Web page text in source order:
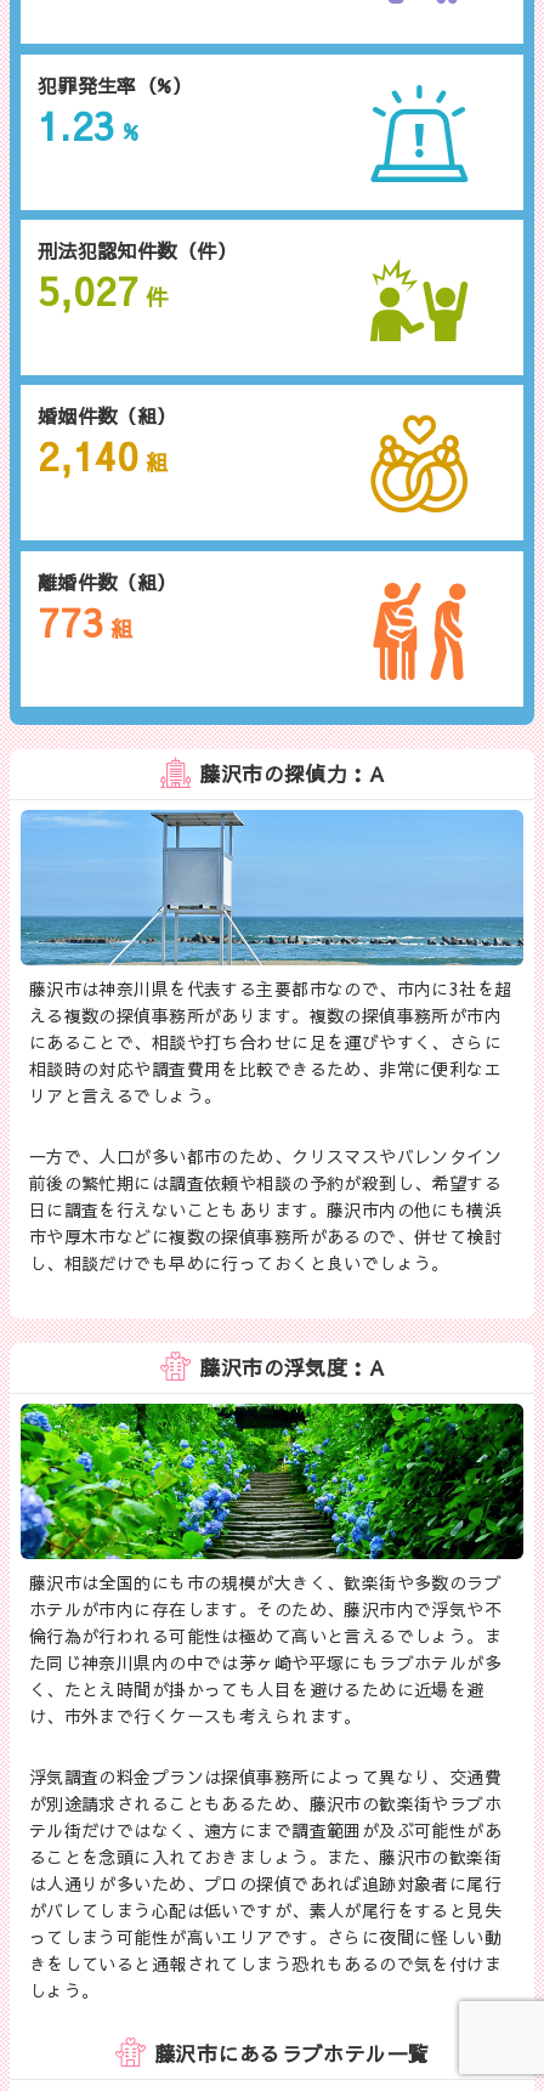
刑法犯認知件数（件）
5,027 件
離婚件数（組）
773 組
犯罪発生率（%）
1.23 %
婚姻件数（組）
2,140 組
藤沢市の探偵力：A
藤沢市は神奈川県を代表する主要都市なので、市内に3社を超
える複数の探偵事務所があります。複数の探偵事務所が市内
にあることで、相談や打ち合わせに足を運びやすく、さらに
相談時の対応や調査費用を比較できるため、非常に便利なエ
リアと言えるでしょう。
一方で、人口が多い都市のため、クリスマスやバレンタイン
前後の繁忙期には調査依頼や相談の予約が殺到し、希望する
日に調査を行えないこともあります。藤沢市内の他にも横浜
市や厚木市などに複数の探偵事務所があるので、併せて検討
し、相談だけでも早めに行っておくと良いでしょう。
藤沢市の浮気度：A
藤沢市は全国的にも市の規模が大きく、歓楽街や多数のラブ
ホテルが市内に存在します。そのため、藤沢市内で浮気や不
倫行為が行われる可能性は極めて高いと言えるでしょう。ま
た同じ神奈川県内の中では茅ヶ崎や平塚にもラブホテルが多
く、たとえ時間が掛かっても人目を避けるために近場を避
け、市外まで行くケースも考えられます。
浮気調査の料金プランは探偵事務所によって異なり、交通費
が別途請求されることもあるため、藤沢市の歓楽街やラブホ
テル街だけではなく、遠方にまで調査範囲が及ぶ可能性があ
ることを念頭に入れておきましょう。また、藤沢市の歓楽街
は人通りが多いため、プロの探偵であれば追跡対象者に尾行
がバレてしまう心配は低いですが、素人が尾行をすると見失
ってしまう可能性が高いエリアです。さらに夜間に怪しい動
きをしていると通報されてしまう恐れもあるので気を付けま
しょう。
藤沢市にあるラブホテル一覧